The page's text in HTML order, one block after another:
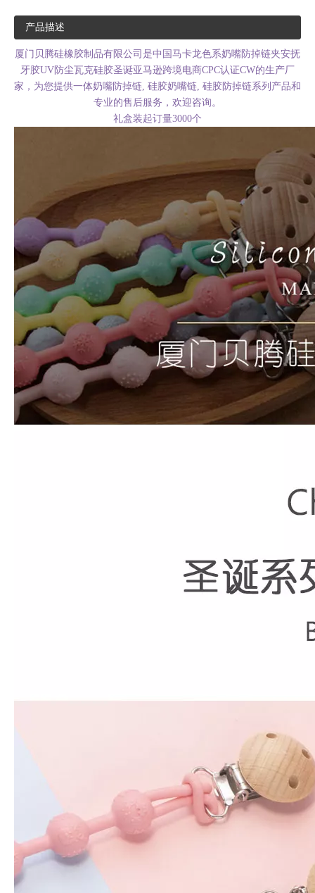
产品描述
厦门贝腾硅橡胶制品有限公司是中国马卡龙色系奶嘴防掉链夹安抚
牙胶UV防尘瓦克硅胶圣诞亚马逊跨境电商CPC认证CW的生产厂
家，为您提供一体奶嘴防掉链, 硅胶奶嘴链, 硅胶防掉链系列产品和
专业的售后服务，欢迎咨询。
礼盒装起订量3000个